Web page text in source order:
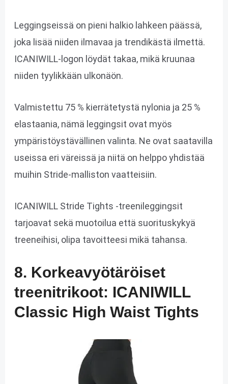
Leggingseissä on pieni halkio lahkeen päässä,
joka lisää niiden ilmavaa ja trendikästä ilmettä.
ICANIWILL-logon löydät takaa, mikä kruunaa
niiden tyylikkään ulkonäön.
Valmistettu 75 % kierrätetystä nylonia ja 25 %
elastaania, nämä leggingsit ovat myös
ympäristöystävällinen valinta. Ne ovat saatavilla
useissa eri väreissä ja niitä on helppo yhdistää
muihin Stride-malliston vaatteisiin.
ICANIWILL Stride Tights -treenileggingsit
tarjoavat sekä muotoilua että suorituskykyä
treeneihisi, olipa tavoitteesi mikä tahansa.
8. Korkeavyötäröiset
treenitrikoot: ICANIWILL
Classic High Waist Tights